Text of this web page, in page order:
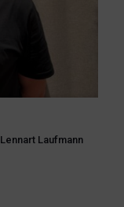
Laufmann